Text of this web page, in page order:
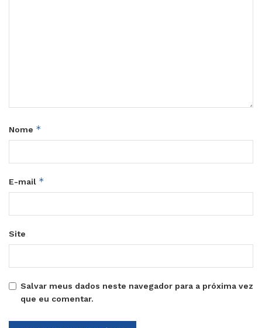
Nome *
E-mail *
Site
Salvar meus dados neste navegador para a próxima vez
que eu comentar.